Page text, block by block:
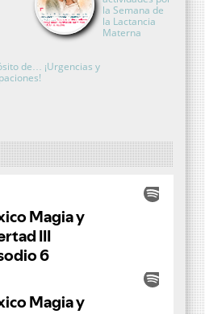
la Semana de
la Lactancia
Materna
de… ¡Urgencias y